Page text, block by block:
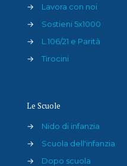
→
Lavora con noi
→
Sostieni 5x1000
→
L.106/21 e Parità
→
Tirocini
Le Scuole
→
Nido di infanzia
→
Scuola dell'infanzia
→
Dopo scuola